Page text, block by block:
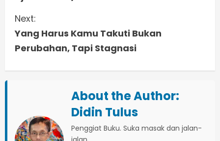
t
i
n
R
Next:
Yang Harus Kamu Takuti Bukan
Perubahan, Tapi Stagnasi
About the Author:
Didin Tulus
Penggiat Buku. Suka masak dan jalan-